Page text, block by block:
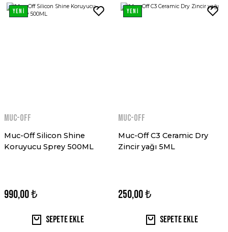
YENİ
MUC-OFF
Muc-Off Silicon Shine
Koruyucu Sprey 500ML
990,00 ₺
Sepete Ekle
YENİ
MUC-OFF
Muc-Off C3 Ceramic Dry
Zincir yağı 5ML
250,00 ₺
Sepete Ekle